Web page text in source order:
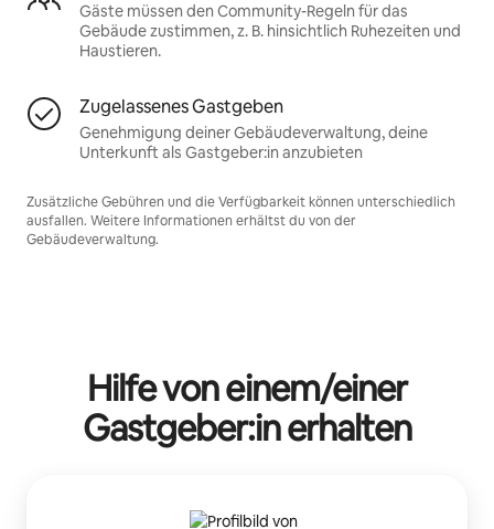
Gäste müssen den Community-Regeln für das
Gebäude zustimmen, z. B. hinsichtlich Ruhezeiten und
Haustieren.
Zugelassenes Gastgeben
Genehmigung deiner Gebäudeverwaltung, deine
Unterkunft als Gastgeber:in anzubieten
Zusätzliche Gebühren und die Verfügbarkeit können unterschiedlich
ausfallen. Weitere Informationen erhältst du von der
Gebäudeverwaltung.
Hilfe von einem/einer
Gastgeber:in erhalten